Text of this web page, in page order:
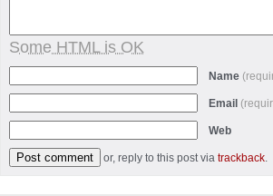
Some HTML is OK
Name
Email
Web
or, reply to this post via trackback.